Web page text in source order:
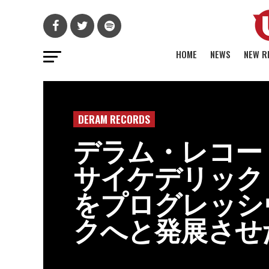
HOME NEWS NEW
DERAM RECORDS
デラム・レコ
サイケデリッ
をプログレッ
クへと発展さ